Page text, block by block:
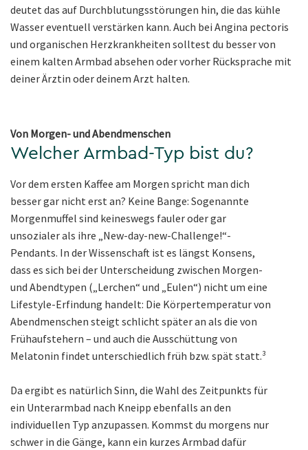
deutet das auf Durchblutungsstörungen hin, die das kühle
Wasser eventuell verstärken kann. Auch bei Angina pectoris
und organischen Herzkrankheiten solltest du besser von
einem kalten Armbad absehen oder vorher Rücksprache mit
deiner Ärztin oder deinem Arzt halten.
Von Morgen- und Abendmenschen
Welcher Armbad-Typ bist du?
Vor dem ersten Kaffee am Morgen spricht man dich
besser gar nicht erst an? Keine Bange: Sogenannte
Morgenmuffel sind keineswegs fauler oder gar
unsozialer als ihre „New-day-new-Challenge!“-
Pendants. In der Wissenschaft ist es längst Konsens,
dass es sich bei der Unterscheidung zwischen Morgen-
und Abendtypen („Lerchen“ und „Eulen“) nicht um eine
Lifestyle-Erfindung handelt: Die Körpertemperatur von
Abendmenschen steigt schlicht später an als die von
Frühaufstehern – und auch die Ausschüttung von
Melatonin findet unterschiedlich früh bzw. spät statt.³
Da ergibt es natürlich Sinn, die Wahl des Zeitpunkts für
ein Unterarmbad nach Kneipp ebenfalls an den
individuellen Typ anzupassen. Kommst du morgens nur
schwer in die Gänge, kann ein kurzes Armbad dafür